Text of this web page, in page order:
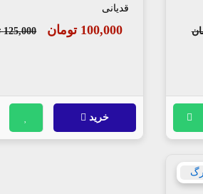
قدیانی
100,000 تومان 125,000 تومان
خرید